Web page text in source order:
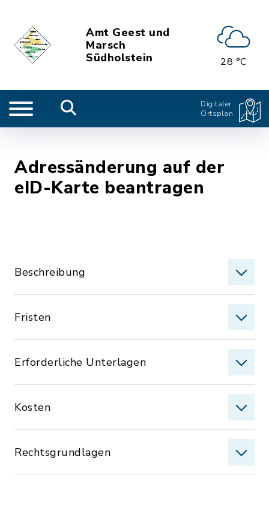
Amt Geest und
Marsch
Südholstein
28 °C
Digitaler
Ortsplan
Adressänderung auf der
eID-Karte beantragen
Beschreibung
Fristen
Erforderliche Unterlagen
Kosten
Rechtsgrundlagen